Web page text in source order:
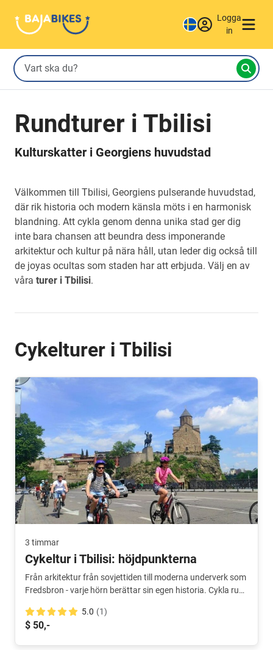
Logga
in
Rundturer i Tbilisi
Kulturskatter i Georgiens huvudstad
Välkommen till Tbilisi, Georgiens pulserande huvudstad,
där rik historia och modern känsla möts i en harmonisk
blandning. Att cykla genom denna unika stad ger dig
inte bara chansen att beundra dess imponerande
arkitektur och kultur på nära håll, utan leder dig också till
de joyas ocultas som staden har att erbjuda. Välj en av
våra turer i Tbilisi.
Cykelturer i Tbilisi
3 timmar
Cykeltur i Tbilisi: höjdpunkterna
Från arkitektur från sovjettiden till moderna underverk som
Fredsbron - varje hörn berättar sin egen historia. Cykla runt
unika atmosfären i de olika stadsdelarna.
5.0 (1)
$ 50,-